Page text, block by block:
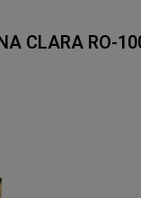
CLARA RO-